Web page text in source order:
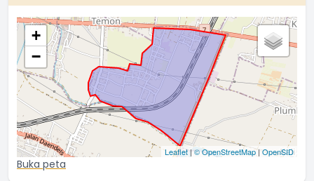
+
−
Leaflet|© OpenStreetMap|OpenSID
Buka peta